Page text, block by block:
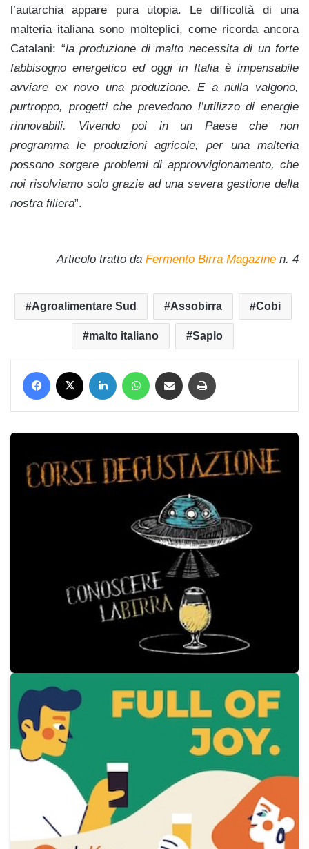
l’autarchia appare pura utopia. Le difficoltà di una
malteria italiana sono molteplici, come ricorda ancora
Catalani: “la produzione di malto necessita di un forte
fabbisogno energetico ed oggi in Italia è impensabile
avviare ex novo una produzione. E a nulla valgono,
purtroppo, progetti che prevedono l’utilizzo di energie
rinnovabili. Vivendo poi in un Paese che non
programma le produzioni agricole, per una malteria
possono sorgere problemi di approvvigionamento, che
noi risolviamo solo grazie ad una severa gestione della
nostra filiera”.
Articolo tratto da Fermento Birra Magazine n. 4
Agroalimentare Sud Assobirra Cobi
malto italiano Saplo
Facebook LinkedIn WhatsApp Condividi via mail